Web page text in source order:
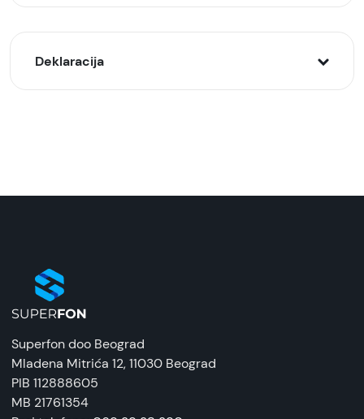
Deklaracija
Naziv i vrsta robe:
Tehnomarket
EAN:
8676424203847
Zemlja porekla:
Kina
Superfon doo Beograd
Mladena Mitrića 12, 11030 Beograd
PIB 112888605
MB 21761354